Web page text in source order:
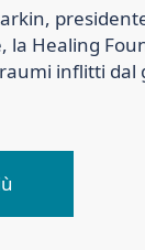
la Healing
inflitti dal